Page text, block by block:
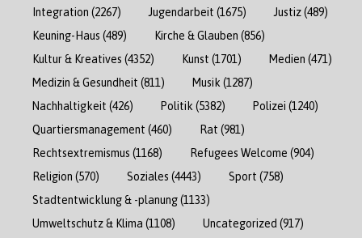
Integration (2267) Jugendarbeit (1675) Justiz(489)
Keuning-Haus (489) Kirche & Glauben (856)
Kultur & Kreatives (4352) Kunst (1701) Medien (471)
Medizin & Gesundheit (811) Musik (1287)
Nachhaltigkeit (426) Politik (5382) Polizei (1240)
Quartiersmanagement (460) Rat (981)
Rechtsextremismus (1168) Refugees Welcome (904)
Religion (570) Soziales (4443) Sport (758)
Stadtentwicklung & -planung(1133)
Umweltschutz & Klima (1108) Uncategorized (917)